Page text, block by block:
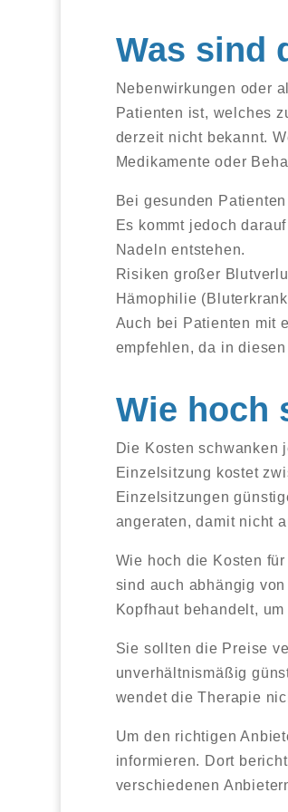
Was sind
Nebenwirkungen oder
Patienten ist, welches
derzeit nicht bekannt.
Medikamente oder
Bei gesunden
Es kommt jedoch
Nadeln entstehen.
Risiken großer
Hämophilie
Auch bei Patienten mit
empfehlen, da in
Wie hoch
Die Kosten schwanken
Einzelsitzung kostet
Einzelsitzungen
angeraten, damit nicht
Wie hoch die Kosten
sind auch abhängig
Kopfhaut behandelt,
Sie sollten die Preise
unverhältnismäßig
wendet die Therapie
Um den richtigen
informieren. Dort
verschiedenen